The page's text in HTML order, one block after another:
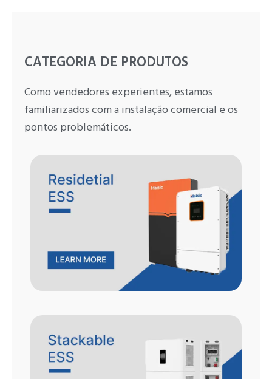
CATEGORIA DE PRODUTOS
Como vendedores experientes, estamos
familiarizados com a instalação comercial e os
pontos problemáticos.